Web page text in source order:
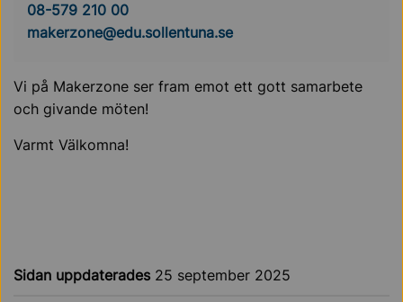
08-579 210 00
makerzone@edu.sollentuna.se
Vi på Makerzone ser fram emot ett gott samarbete
och givande möten!
Varmt Välkomna!
Sidan uppdaterades 25 september 2025